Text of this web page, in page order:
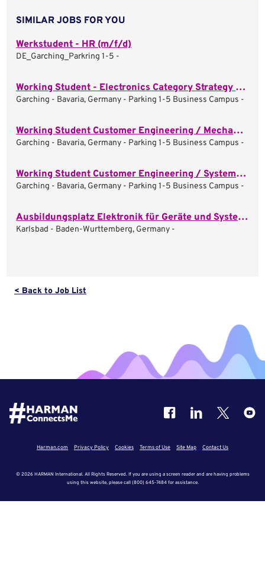
SIMILAR JOBS FOR YOU
Werkstudent - HR (m/f/d)
DE_Garching_Parkring 1-5 -
Working Student - Electronics Category Strategy (m/f/d)
Garching - Bavaria, Germany - Parking 1-5 Business Campus -
Working Student Customer Engineering / Mechanical System (m/f/d)
Garching - Bavaria, Germany - Parking 1-5 Business Campus -
Working Student Customer Engineering / System Engineering (m/f/d)
Garching - Bavaria, Germany - Parking 1-5 Business Campus -
Ausbildungsplatz Elektronik für Geräte und Systeme 2026 (M/W/D)
Karlsbad - Baden-Wurttemberg, Germany -
< Back to Job List
Harman.com Privacy Policy Cookies Terms of Use Site Map Contact Us
© 2026 HARMAN International. All Rights Reserved. If you are using a screen reader and are having problems
using this website, please call (800) 645-7484 for assistance.